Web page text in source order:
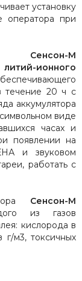
установку
оператора при
Сенсон-М
ионного
течение 20 ч с
аккумулятора
виде
часах и
появлении на
и звуковом
работать с
Сенсон-М
из газов
кислорода в
м3, токсичных